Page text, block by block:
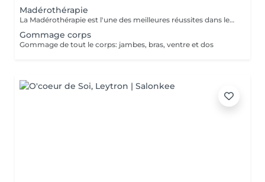
Madérothérapie
La Madérothérapie est l'une des meilleures réussites dans les soins remodelants, anti-cellulite, raffermissants, drainants, anti-âge et bien-sûr 100% naturel. LES BIENFAITS Casse les capitons graisseux, diminue la cellulite, 100% naturel, non invasif, sensation des jambes lourdes diminuée, lisse le grain de peau, activation du système lymphatique et micro-circulatoire, élimine les toxines, active le métabolisme, remodelant, tonifiant et raffermissant. RECOMMENDATIONS: Dans le cas d'une cure il est conseillé, pour un résultat rapide, de faire 2 séances par semaine. Si cela vous est impossible, veuillez au moins fixer un rendez-vous par semaine.
Gommage corps
Gommage de tout le corps: jambes, bras, ventre et dos